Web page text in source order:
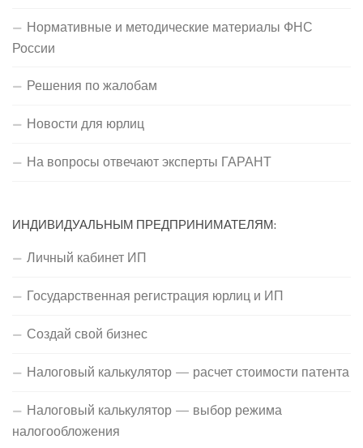
Нормативные и методические материалы ФНС
России
Решения по жалобам
Новости для юрлиц
На вопросы отвечают эксперты ГАРАНТ
ИНДИВИДУАЛЬНЫМ ПРЕДПРИНИМАТЕЛЯМ:
Личный кабинет ИП
Государственная регистрация юрлиц и ИП
Создай свой бизнес
Налоговый калькулятор — расчет стоимости патента
Налоговый калькулятор — выбор режима
налогообложения